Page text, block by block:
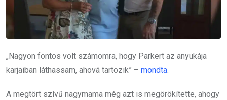
„Nagyon fontos volt számomra, hogy Parkert az anyukája
karjaiban láthassam, ahová tartozik” – mondta.
A megtört szívű nagymama még azt is megörökítette, ahogy